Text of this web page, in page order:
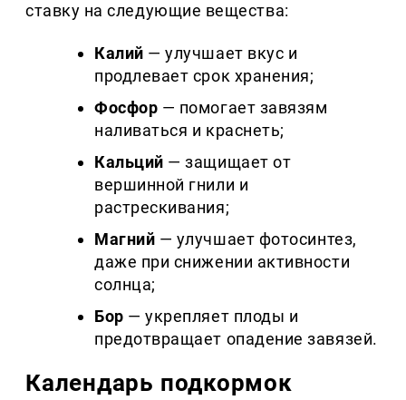
ставку на следующие вещества:
Калий — улучшает вкус и
продлевает срок хранения;
Фосфор — помогает завязям
наливаться и краснеть;
Кальций — защищает от
вершинной гнили и
растрескивания;
Магний — улучшает фотосинтез,
даже при снижении активности
солнца;
Бор — укрепляет плоды и
предотвращает опадение завязей.
Календарь подкормок